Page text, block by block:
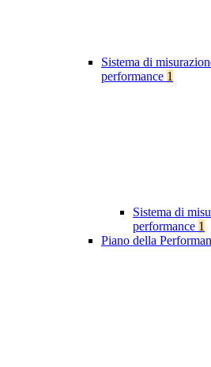
Sistema di
performance 1
Sistema di
performance 1
Piano della